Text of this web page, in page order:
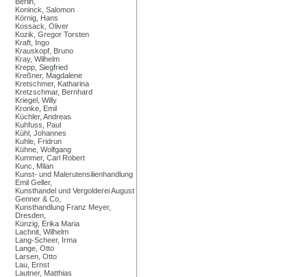
Koninck, Salomon
Körnig, Hans
Kossack, Oliver
Kozik, Gregor Torsten
Kraft, Ingo
Krauskopf, Bruno
Kray, Wilhelm
Krepp, Siegfried
Kreßner, Magdalene
Kretschmer, Katharina
Kretzschmar, Bernhard
Kriegel, Willy
Kronke, Emil
Küchler, Andreas
Kuhfuss, Paul
Kühl, Johannes
Kuhle, Fridrun
Kühne, Wolfgang
Kummer, Carl Robert
Kunc, Milan
Kunst- und Malerutensilienhandlung
Emil Geller,
Kunsthandel und Vergolderei August
Genner & Co,
Kunsthandlung Franz Meyer,
Dresden,
Künzig, Erika Maria
Lachnit, Wilhelm
Lang-Scheer, Irma
Lange, Otto
Larsen, Otto
Lau, Ernst
Lautner, Matthias